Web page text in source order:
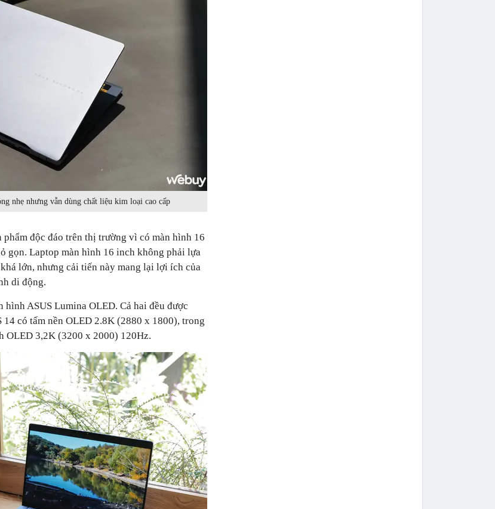
nhẹ nhưng vẫn dùng chất liệu kim loại cao cấp
độc đáo trên thị trường vì có màn hình 16
gọn. Laptop màn hình 16 inch không phải lựa
lớn, nhưng cải tiến này mang lại lợi ích của
di động.
ASUS Lumina OLED. Cả hai đều được
có tấm nền OLED 2.8K (2880 x 1800), trong
OLED 3,2K (3200 x 2000) 120Hz.